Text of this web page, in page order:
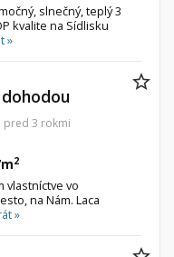
slnečný, teplý 3
kvalite na Sídlisku
»
2
vlastníctve vo
na Nám. Laca
»
dohodou
pred 3 rokmi